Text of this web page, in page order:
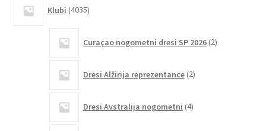
Klubi 4035izdelkov
Curaçao nogometni dresi SP 2026 2izdelka
Dresi Alžirija reprezentance 2izdelka
Dresi Avstralija nogometni 4izdelki